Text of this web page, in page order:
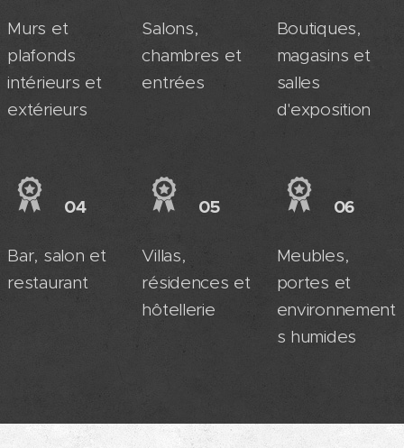
Murs et
plafonds
intérieurs et
extérieurs
Salons,
chambres et
entrées
Boutiques,
magasins et
salles
d'exposition
04
Bar, salon et
restaurant
05
Villas,
résidences et
hôtellerie
06
Meubles,
portes et
environnement
s humides